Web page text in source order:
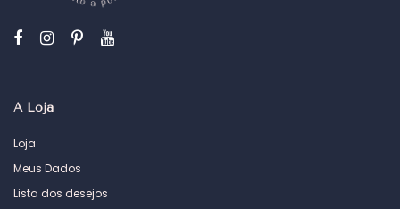
A Loja
Loja
Meus Dados
Lista dos desejos